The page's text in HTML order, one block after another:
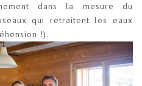
dans la mesure du
qui retraitent les eaux
!).